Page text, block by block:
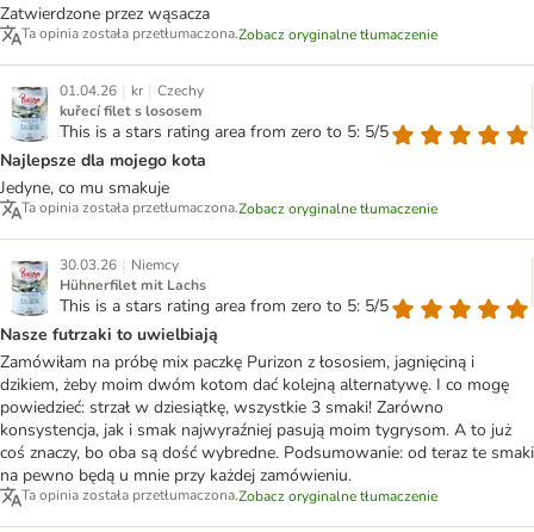
Zatwierdzone przez wąsacza
Ta opinia została przetłumaczona.Zobacz oryginalne tłumaczenie
01.04.26 | kr | Czechy
kuřecí filet s lososem
This is a stars rating area from zero to 5: 5/5
Najlepsze dla mojego kota
Jedyne, co mu smakuje
Ta opinia została przetłumaczona.Zobacz oryginalne tłumaczenie
30.03.26 | Niemcy
Hühnerfilet mit Lachs
This is a stars rating area from zero to 5: 5/5
Nasze futrzaki to uwielbiają
Zamówiłam na próbę mix paczkę Purizon z łososiem, jagnięciną i
dzikiem, żeby moim dwóm kotom dać kolejną alternatywę. I co mogę
powiedzieć: strzał w dziesiątkę, wszystkie 3 smaki! Zarówno
konsystencja, jak i smak najwyraźniej pasują moim tygrysom. A to już
coś znaczy, bo oba są dość wybredne. Podsumowanie: od teraz te smaki
na pewno będą u mnie przy każdej zamówieniu.
Ta opinia została przetłumaczona.Zobacz oryginalne tłumaczenie